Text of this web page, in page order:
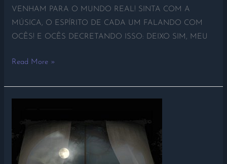
VENHAM PARA O MUNDO REAL! SINTA COM A
MÚSICA, O ESPÍRITO DE CADA UM FALANDO COM
OCÊS! E OCÊS DECRETANDO ISSO: DEIXO SIM, MEU
Read More »
DA
MINHA
DECISÃO